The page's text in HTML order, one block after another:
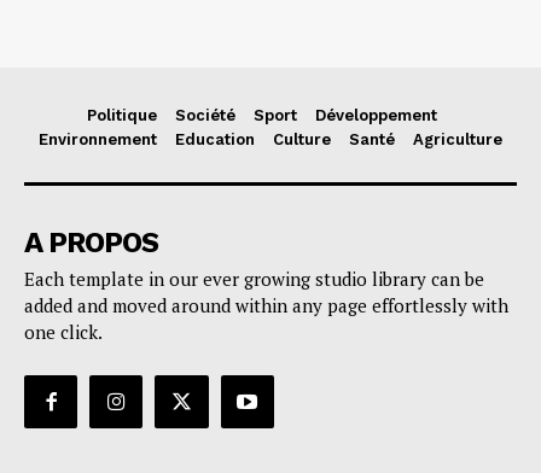
Politique Société Sport
Développement
Environnement
Education Culture Santé Agriculture
A PROPOS
Each template in our ever growing studio library can be
added and moved around within any page effortlessly with
one click.